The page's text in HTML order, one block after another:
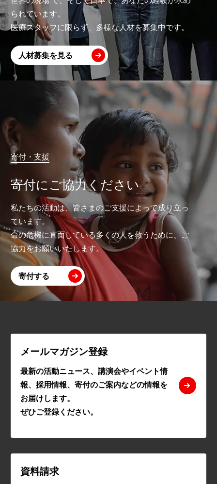
られています。
医療スタッフに限らず、多様な人材を募集中です。
人材募集を見る
寄付・支援
寄付にご協力ください
私たちの活動は、皆さまのご支援によって成り立っ
ています。
命の危機に直面している多くの人を救うために、ご
協力をお願いいたします。
寄付する
メールマガジン登録
最新の活動ニュース、講演会やイベント情
報、採用情報、寄付のご案内などの情報を
お届けします。
ぜひご登録ください。
資料請求